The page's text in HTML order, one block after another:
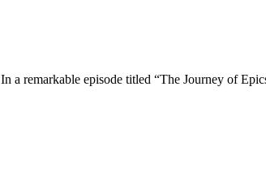
In a remarkable episode titled “The Journey of